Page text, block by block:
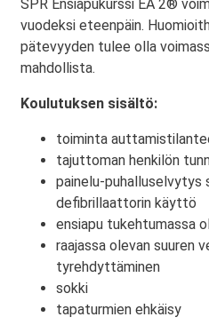
SPR Ensiapukurssi EA 2®
vuodeksi eteenpäin.
pätevyyden tulee olla
mahdollista.
Koulutuksen sisältö:
toiminta
tajuttoman henkilön
painelu-puhalluselvytys
defibrillaattorin käyttö
ensiapu tukehtumassa
raajassa olevan suuren
tyrehdyttäminen
sokki
tapaturmien ehkäisy